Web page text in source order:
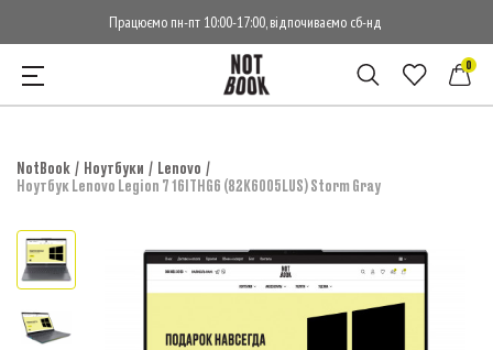
Працюємо пн-пт 10:00-17:00, відпочиваємо сб-нд
0
NotBook Ноутбуки
Lenovo
Ноутбук Lenovo Legion 7 16ITHG6 (82K6005LUS) Storm Gray